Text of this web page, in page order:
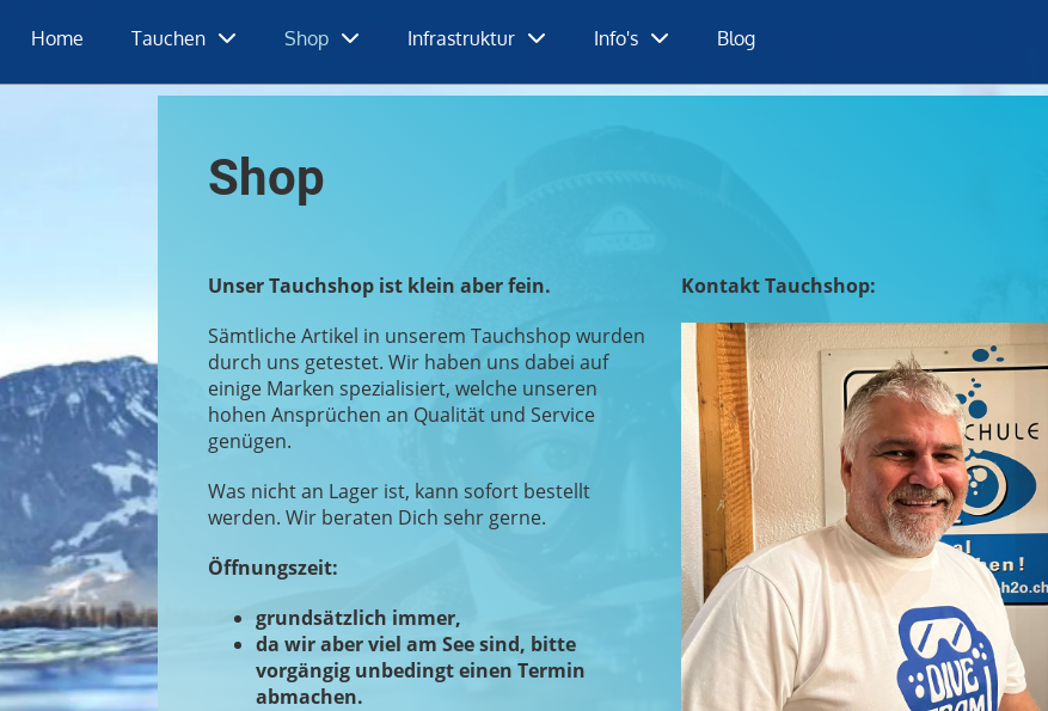
Home Tauchen Shop Infrastruktur Info's Blog
Shop
Unser Tauchshop ist klein aber fein.
Sämtliche Artikel in unserem Tauchshop wurden
durch uns getestet. Wir haben uns dabei auf
einige Marken spezialisiert, welche unseren
hohen Ansprüchen an Qualität und Service
genügen.
Was nicht an Lager ist, kann sofort bestellt
werden. Wir beraten Dich sehr gerne.
Öffnungszeit:
grundsätzlich immer,
da wir aber viel am See sind, bitte
vorgängig unbedingt einen Termin
abmachen.
Kontakt Tauchshop: